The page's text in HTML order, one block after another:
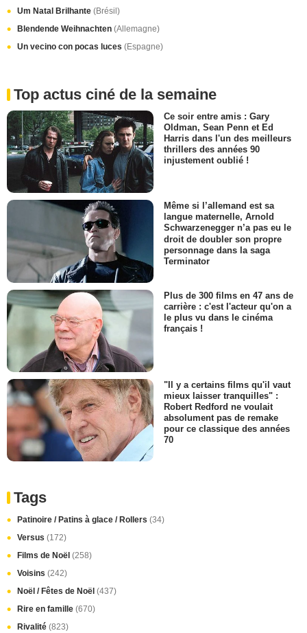
Um Natal Brilhante (Brésil)
Blendende Weihnachten (Allemagne)
Un vecino con pocas luces (Espagne)
Top actus ciné de la semaine
Ce soir entre amis : Gary
Oldman, Sean Penn et Ed
Harris dans l'un des meilleurs
thrillers des années 90
injustement oublié !
Même si l’allemand est sa
langue maternelle, Arnold
Schwarzenegger n’a pas eu le
droit de doubler son propre
personnage dans la saga
Terminator
Plus de 300 films en 47 ans de
carrière : c'est l'acteur qu'on a
le plus vu dans le cinéma
français !
"Il y a certains films qu'il vaut
mieux laisser tranquilles" :
Robert Redford ne voulait
absolument pas de remake
pour ce classique des années
70
Tags
Patinoire / Patins à glace / Rollers (34)
Versus (172)
Films de Noël (258)
Voisins (242)
Noël / Fêtes de Noël (437)
Rire en famille (670)
Rivalité (823)